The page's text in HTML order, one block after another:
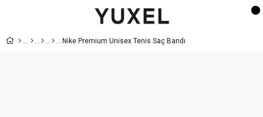
Nike Premium Unisex Tenis Saç Bandı